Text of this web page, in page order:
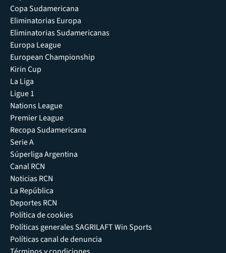
Copa Sudamericana
Eliminatorias Europa
Eliminatorias Sudamericanas
Europa League
European Championship
Kirin Cup
La Liga
Ligue 1
Nations League
Premier League
Recopa Sudamericana
Serie A
Súperliga Argentina
Canal RCN
Noticias RCN
La República
Deportes RCN
Política de cookies
Políticas generales SAGRILAFT Win Sports
Políticas canal de denuncia